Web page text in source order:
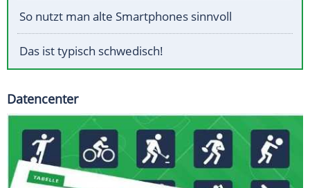
So nutzt man alte Smartphones sinnvoll
Das ist typisch schwedisch!
Datencenter